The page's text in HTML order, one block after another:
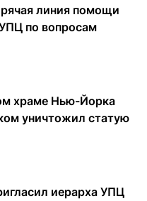
линия помощи
по вопросам
храме Нью-Йорка
уничтожил статую
иерарха УПЦ